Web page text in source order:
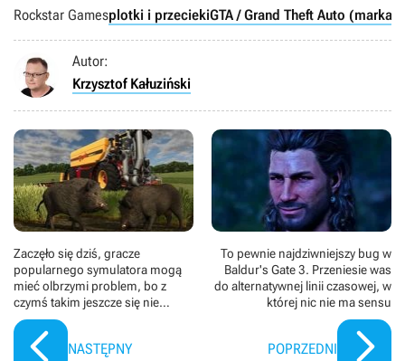
Rockstar Gamesplotki i przeciekiGTA / Grand Theft Auto (marka)
Autor:
Krzysztof Kałuziński
Zaczęło się dziś, gracze
popularnego symulatora mogą
mieć olbrzymi problem, bo z
czymś takim jeszcze się nie
zetknęli. FS 25 wprowadza
niespodziewane zagrożenie
NASTĘPNY
To pewnie najdziwniejszy bug w
Baldur's Gate 3. Przeniesie was
do alternatywnej linii czasowej, w
której nic nie ma sensu
POPRZEDNI